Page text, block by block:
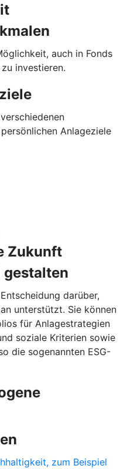
auch in Fonds
investieren.
Anlageziele
Zukunft
darüber,
unterstützt. Sie können
für Anlagestrategien
soziale Kriterien sowie
die sogenannten ESG-
zum Beispiel